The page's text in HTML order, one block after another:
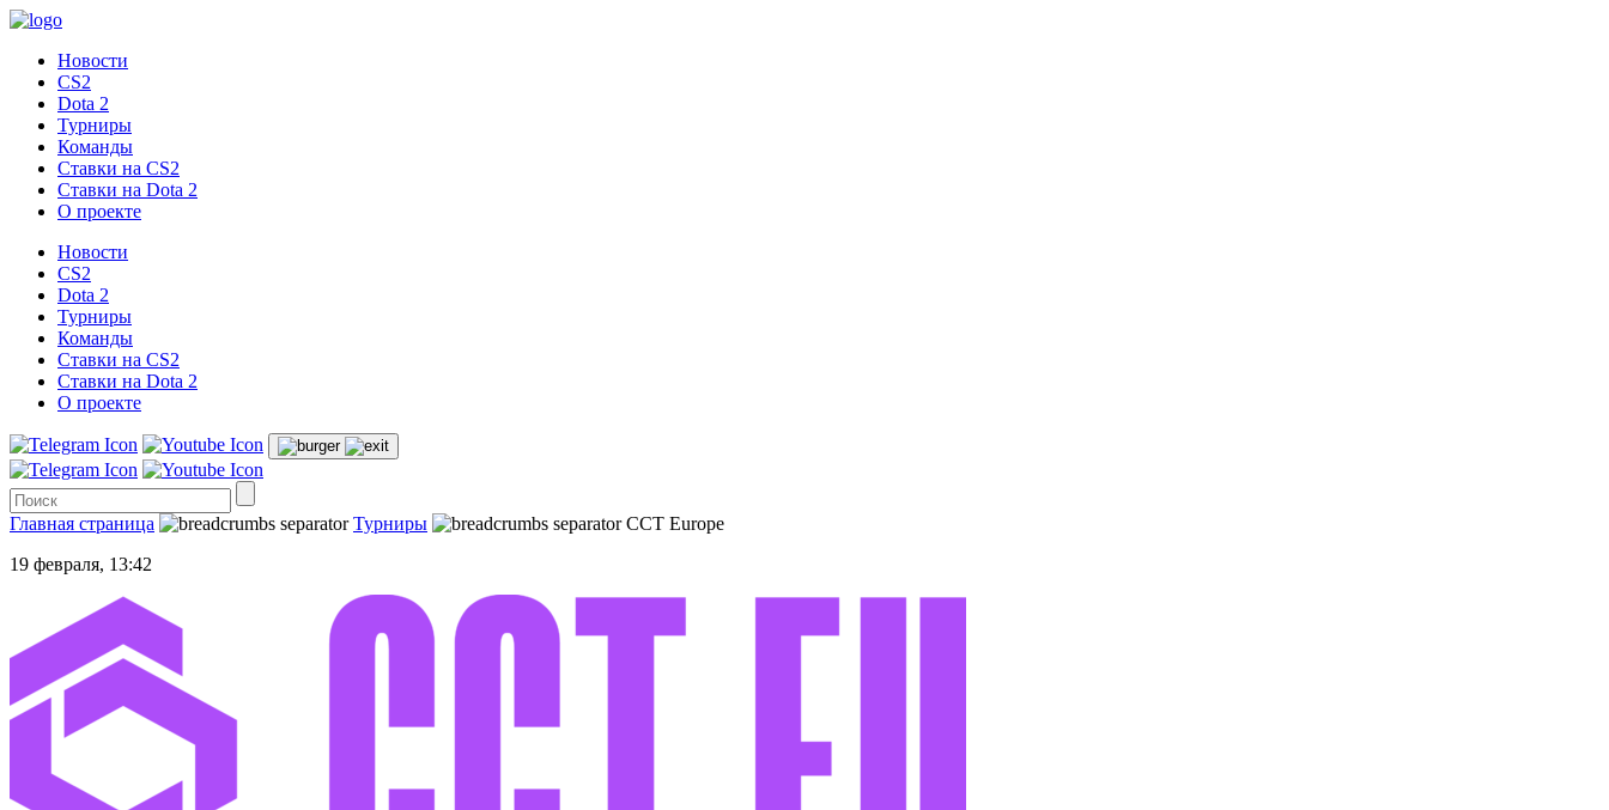
Новости
CS2
Dota 2
Турниры
Команды
Ставки на CS2
Ставки на Dota 2
О проекте
Новости
CS2
Dota 2
Турниры
Команды
Ставки на CS2
Ставки на Dota 2
О проекте
Главная страница Турниры
CCT Europe
19 февраля, 13:42